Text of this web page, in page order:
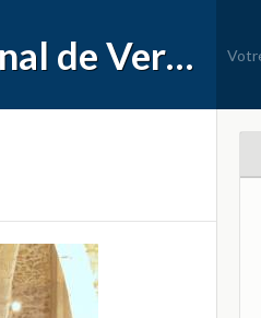
APEC Conservatoire à Rayonnement Régional de Versailles Grand Parc